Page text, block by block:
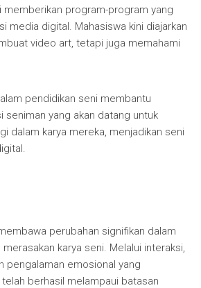
memberikan program-program yang
media digital. Mahasiswa kini diajarkan
video art, tetapi juga memahami
pendidikan seni membantu
seniman yang akan datang untuk
dalam karya mereka, menjadikan seni
perubahan signifikan dalam
karya seni. Melalui interaksi,
pengalaman emosional yang
berhasil melampaui batasan